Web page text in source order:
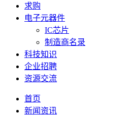
求购
电子元器件
IC芯片
制造商名录
科技知识
企业招聘
资源交流
首页
新闻资讯